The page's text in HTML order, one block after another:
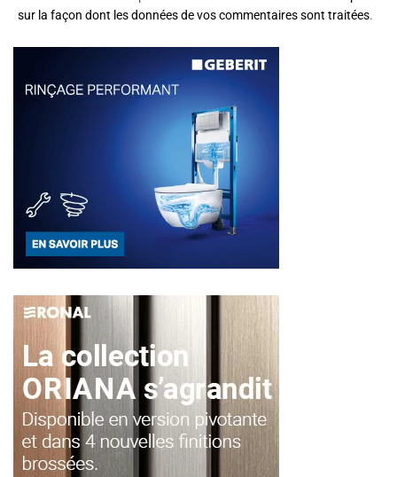
sur la façon dont les données de vos commentaires sont traitées.